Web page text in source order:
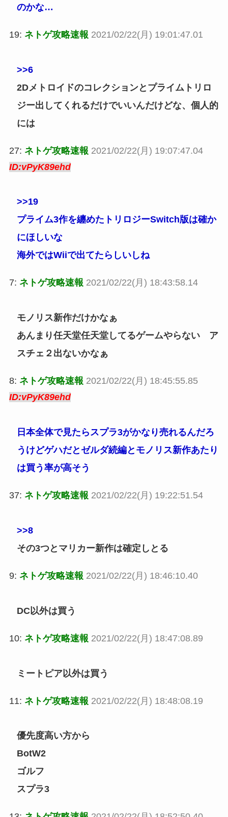
のかな…
19: ネトゲ攻略速報 2021/02/22(月) 19:01:47.01
>>6
2Dメトロイドのコレクションとプライムトリロ
ジー出してくれるだけでいいんだけどな、個人的
には
27: ネトゲ攻略速報 2021/02/22(月) 19:07:47.04
ID:vPyK89ehd
>>19
プライム3作を纏めたトリロジーSwitch版は確か
にほしいな
海外ではWiiで出てたらしいしね
7: ネトゲ攻略速報 2021/02/22(月) 18:43:58.14
モノリス新作だけかなぁ
あんまり任天堂任天堂してるゲームやらない ア
スチェ２出ないかなぁ
8: ネトゲ攻略速報 2021/02/22(月) 18:45:55.85
ID:vPyK89ehd
日本全体で見たらスプラ3がかなり売れるんだろ
うけどゲハだとゼルダ続編とモノリス新作あたり
は買う率が高そう
37: ネトゲ攻略速報 2021/02/22(月) 19:22:51.54
>>8
その3つとマリカー新作は確定しとる
9: ネトゲ攻略速報 2021/02/22(月) 18:46:10.40
DC以外は買う
10: ネトゲ攻略速報 2021/02/22(月) 18:47:08.89
ミートピア以外は買う
11: ネトゲ攻略速報 2021/02/22(月) 18:48:08.19
優先度高い方から
BotW2
ゴルフ
スプラ3